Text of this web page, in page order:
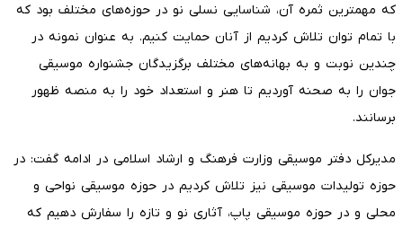
که مهمترین ثمره آن، شناسایی نسلی نو در حوزه‌های مختلف بود که
با تمام توان تلاش کردیم از آنان حمایت کنیم. به عنوان نمونه در
چندین نوبت و به بهانه‌های مختلف برگزیدگان جشنواره موسیقی
جوان را به صحنه آوردیم تا هنر و استعداد خود را به منصه ظهور
برسانند.
مدیرکل دفتر موسیقی وزارت فرهنگ و ارشاد اسلامی در ادامه گفت: در
حوزه تولیدات موسیقی نیز تلاش کردیم در حوزه موسیقی نواحی و
محلی و در حوزه موسیقی پاپ، آثاری نو و تازه را سفارش دهیم که